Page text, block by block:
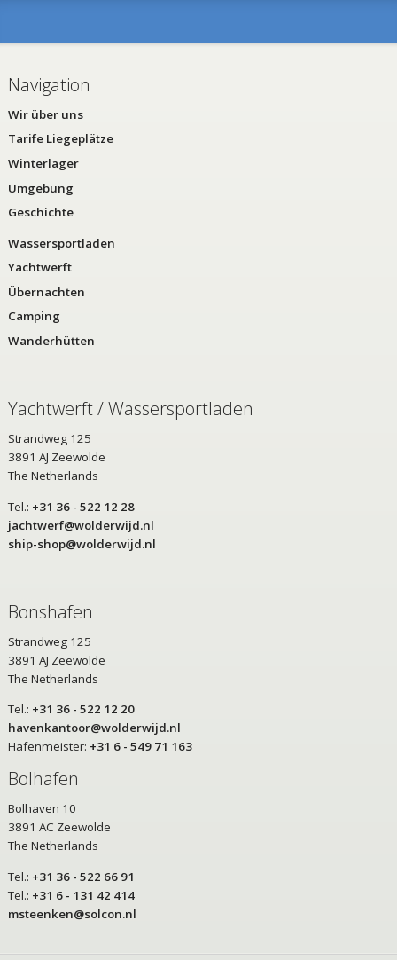
Navigation
Wir über uns
Tarife Liegeplätze
Winterlager
Umgebung
Geschichte
Wassersportladen
Yachtwerft
Übernachten
Camping
Wanderhütten
Yachtwerft / Wassersportladen
Strandweg 125
3891 AJ Zeewolde
The Netherlands
Tel.: +31 36 - 522 12 28
jachtwerf@wolderwijd.nl
ship-shop@wolderwijd.nl
Bonshafen
Strandweg 125
3891 AJ Zeewolde
The Netherlands
Tel.: +31 36 - 522 12 20
havenkantoor@wolderwijd.nl
Hafenmeister: +31 6 - 549 71 163
Bolhafen
Bolhaven 10
3891 AC Zeewolde
The Netherlands
Tel.: +31 36 - 522 66 91
Tel.: +31 6 - 131 42 414
msteenken@solcon.nl